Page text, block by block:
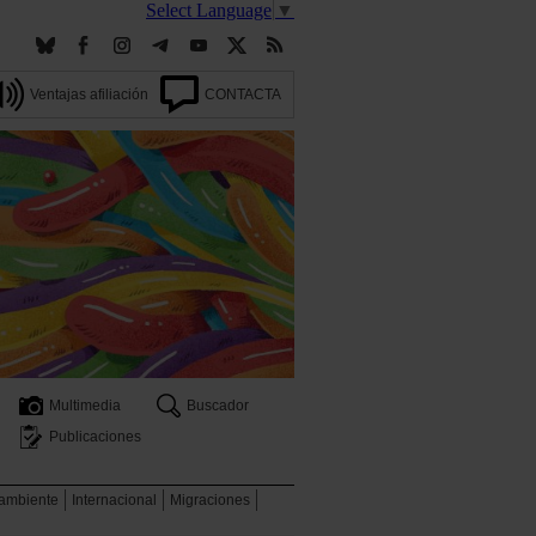
Select Language ▼
Ventajas afiliación CONTACTA
Multimedia
Buscador
Publicaciones
Internacional
Migraciones